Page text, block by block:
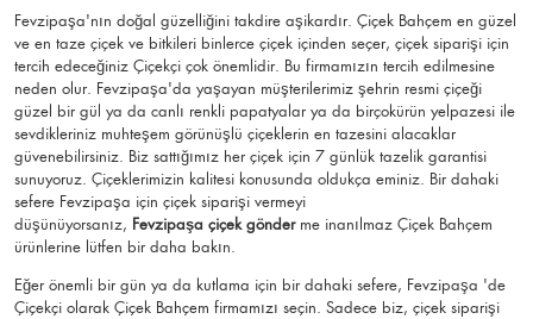
Fevzipaşa'nın doğal güzelliğini takdire aşikardır. Çiçek Bahçem en güzel
ve en taze çiçek ve bitkileri binlerce çiçek içinden seçer, çiçek siparişi için
tercih edeceğiniz Çiçekçi çok önemlidir. Bu firmamızın tercih edilmesine
neden olur. Fevzipaşa'da yaşayan müşterilerimiz şehrin resmi çiçeği
güzel bir gül ya da canlı renkli papatyalar ya da birçokürün yelpazesi ile
sevdikleriniz muhteşem görünüşlü çiçeklerin en tazesini alacaklar
güvenebilirsiniz. Biz sattığımız her çiçek için 7 günlük tazelik garantisi
sunuyoruz. Çiçeklerimizin kalitesi konusunda oldukça eminiz. Bir dahaki
sefere Fevzipaşa için çiçek siparişi vermeyi
düşünüyorsanız, Fevzipaşa çiçek gönderme inanılmaz Çiçek Bahçem
ürünlerine lütfen bir daha bakın.
Eğer önemli bir gün ya da kutlama için bir dahaki sefere, Fevzipaşa 'de
Çiçekçi olarak Çiçek Bahçem firmamızı seçin. Sadece biz, çiçek siparişi